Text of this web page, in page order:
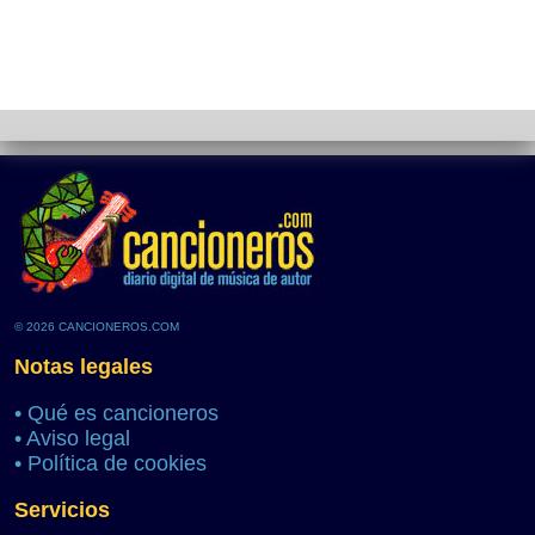
© 2026 CANCIONEROS.COM
Notas legales
• Qué es cancioneros
• Aviso legal
• Política de cookies
Servicios